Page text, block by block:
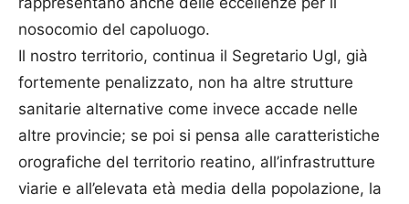
nosocomio del capoluogo.
Il nostro territorio, continua il Segretario Ugl, già
fortemente penalizzato, non ha altre strutture
sanitarie alternative come invece accade nelle
altre provincie; se poi si pensa alle caratteristiche
orografiche del territorio reatino, all’infrastrutture
viarie e all’elevata età media della popolazione, la